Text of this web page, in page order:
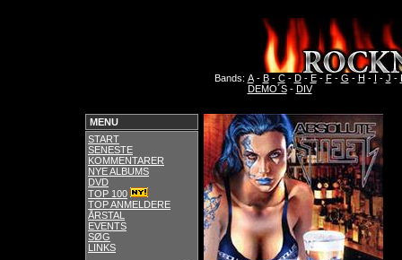
Bands: A- B- C- D- E- F- G - H - I - J -
DEMO´S- DIV
MENU
START
SENESTE
KOMMENTARER
NYE ALBUMS
DVD
TOP 100
TOP ANMELDERE
ÅRSTAL
EVENTS
SØG
LINKS